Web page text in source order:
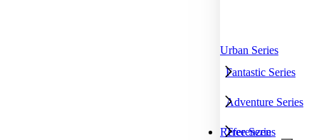
Urban Series
Fantastic Series
Adventure Series
Tree Series
Referenzen